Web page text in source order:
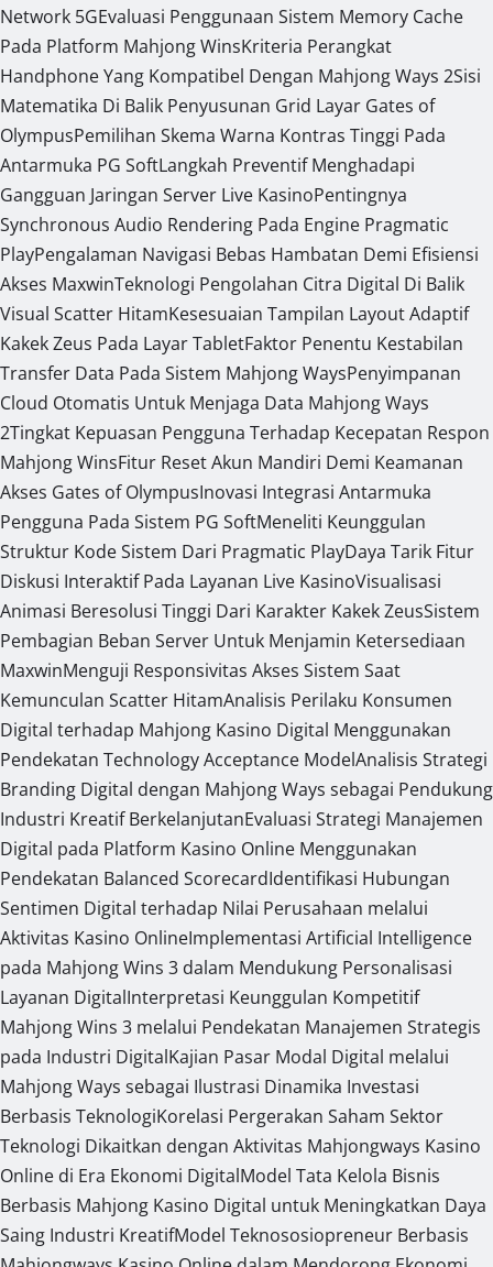
Network 5GEvaluasi Penggunaan Sistem Memory Cache
Pada Platform Mahjong WinsKriteria Perangkat
Handphone Yang Kompatibel Dengan Mahjong Ways 2Sisi
Matematika Di Balik Penyusunan Grid Layar Gates of
OlympusPemilihan Skema Warna Kontras Tinggi Pada
Antarmuka PG SoftLangkah Preventif Menghadapi
Gangguan Jaringan Server Live KasinoPentingnya
Synchronous Audio Rendering Pada Engine Pragmatic
PlayPengalaman Navigasi Bebas Hambatan Demi Efisiensi
Akses MaxwinTeknologi Pengolahan Citra Digital Di Balik
Visual Scatter HitamKesesuaian Tampilan Layout Adaptif
Kakek Zeus Pada Layar TabletFaktor Penentu Kestabilan
Transfer Data Pada Sistem Mahjong WaysPenyimpanan
Cloud Otomatis Untuk Menjaga Data Mahjong Ways
2Tingkat Kepuasan Pengguna Terhadap Kecepatan Respon
Mahjong WinsFitur Reset Akun Mandiri Demi Keamanan
Akses Gates of OlympusInovasi Integrasi Antarmuka
Pengguna Pada Sistem PG SoftMeneliti Keunggulan
Struktur Kode Sistem Dari Pragmatic PlayDaya Tarik Fitur
Diskusi Interaktif Pada Layanan Live KasinoVisualisasi
Animasi Beresolusi Tinggi Dari Karakter Kakek ZeusSistem
Pembagian Beban Server Untuk Menjamin Ketersediaan
MaxwinMenguji Responsivitas Akses Sistem Saat
Kemunculan Scatter HitamAnalisis Perilaku Konsumen
Digital terhadap Mahjong Kasino Digital Menggunakan
Pendekatan Technology Acceptance ModelAnalisis Strategi
Branding Digital dengan Mahjong Ways sebagai Pendukung
Industri Kreatif BerkelanjutanEvaluasi Strategi Manajemen
Digital pada Platform Kasino Online Menggunakan
Pendekatan Balanced ScorecardIdentifikasi Hubungan
Sentimen Digital terhadap Nilai Perusahaan melalui
Aktivitas Kasino OnlineImplementasi Artificial Intelligence
pada Mahjong Wins 3 dalam Mendukung Personalisasi
Layanan DigitalInterpretasi Keunggulan Kompetitif
Mahjong Wins 3 melalui Pendekatan Manajemen Strategis
pada Industri DigitalKajian Pasar Modal Digital melalui
Mahjong Ways sebagai Ilustrasi Dinamika Investasi
Berbasis TeknologiKorelasi Pergerakan Saham Sektor
Teknologi Dikaitkan dengan Aktivitas Mahjongways Kasino
Online di Era Ekonomi DigitalModel Tata Kelola Bisnis
Berbasis Mahjong Kasino Digital untuk Meningkatkan Daya
Saing Industri KreatifModel Teknososiopreneur Berbasis